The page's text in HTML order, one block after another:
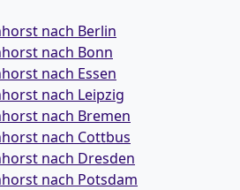
nach Berlin
nach Bonn
nach Essen
nach Leipzig
nach Bremen
nach Cottbus
nach Dresden
nach Potsdam